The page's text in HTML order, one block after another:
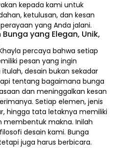
kepada kami untuk
ketulusan, dan kesan
yang Anda jalani.
yang Elegan, Unik,
percaya bahwa setiap
pesan yang ingin
desain bukan sekadar
tentang bagaimana bunga
dan meninggalkan kesan
Setiap elemen,jenis
hingga tata letaknya memiliki
membentuk makna. Inilah
desain kami. Bunga
juga harus berbicara.